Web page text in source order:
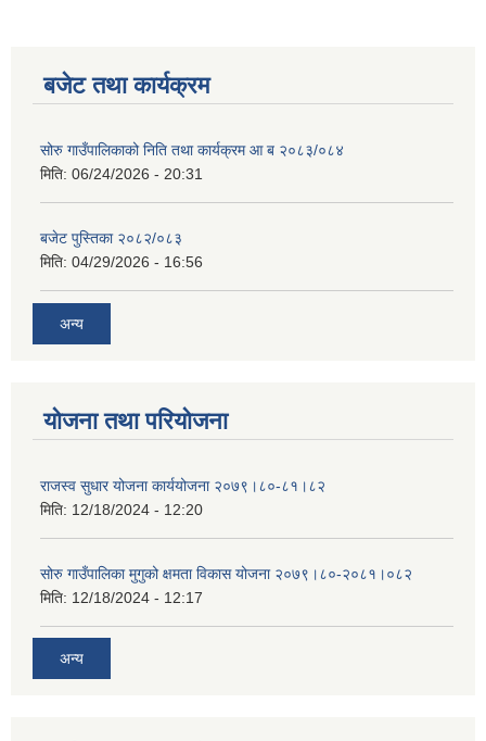
बजेट तथा कार्यक्रम
सोरु गाउँपालिकाको निति तथा कार्यक्रम आ ब २०८३/०८४
मिति: 06/24/2026 - 20:31
बजेट पुस्तिका २०८२/०८३
मिति: 04/29/2026 - 16:56
अन्य
योजना तथा परियोजना
राजस्व सुधार योजना कार्ययोजना २०७९।८०-८१।८२
मिति: 12/18/2024 - 12:20
सोरु गाउँपालिका मुगुको क्षमता विकास योजना २०७९।८०-२०८१।०८२
मिति: 12/18/2024 - 12:17
अन्य